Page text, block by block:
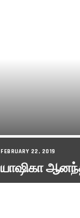
FEBRUARY 22, 2019
யாஷிகா ஆனந்த்